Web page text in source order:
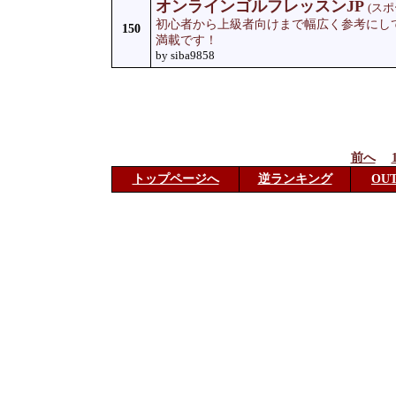
150
オンラインゴルフレッスンJP (ス
初心者から上級者向けまで幅広く参考に
満載です！
by siba9858
前へ
トップページへ
逆ランキング